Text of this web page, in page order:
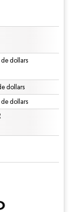
dollars
dollars
dollars
une attribution sous CC